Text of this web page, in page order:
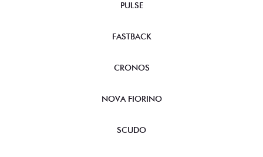
PULSE
FASTBACK
CRONOS
NOVA FIORINO
SCUDO